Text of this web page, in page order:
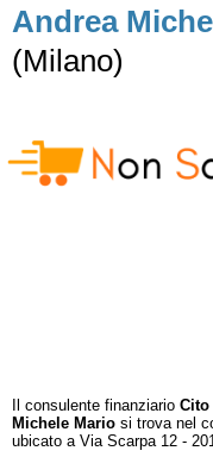
Andrea
(Milano)
Il consulente finanziario Cito
Michele Mario si trova nel
ubicato a Via Scarpa 12 -